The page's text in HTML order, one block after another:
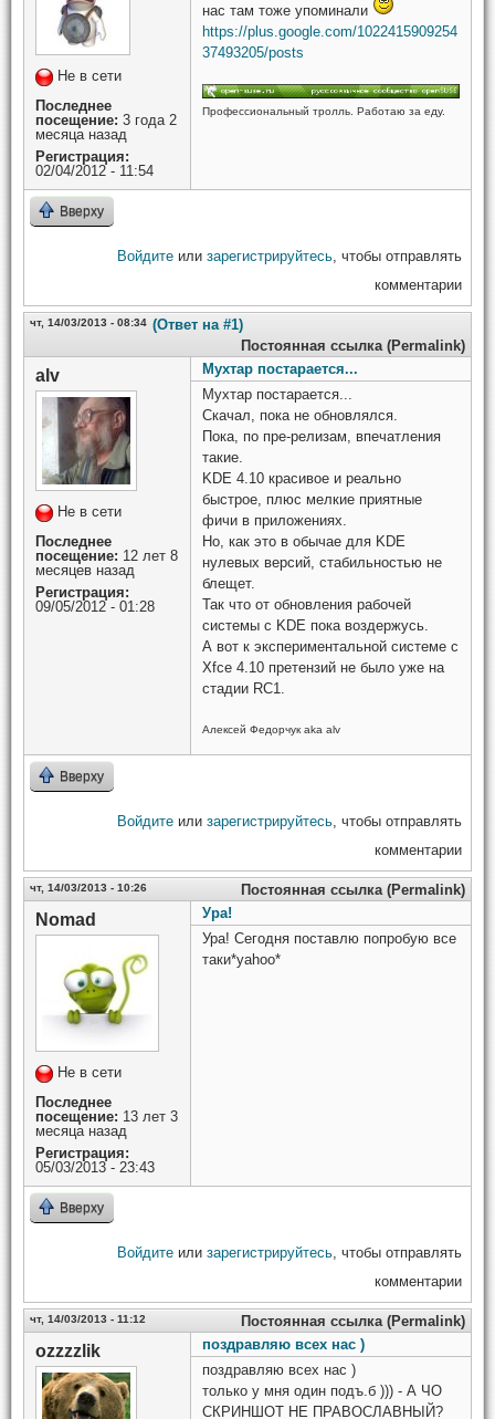
Не в сети
Последнее
посещение: 3 года 2
месяца назад
Регистрация:
02/04/2012 - 11:54
нас там тоже упоминали
https://plus.google.com/1022415909254
37493205/posts
Профессиональный тролль. Работаю за еду.
Вверху
Войдите или зарегистрируйтесь, чтобы отправлять
комментарии
чт, 14/03/2013 - 08:34 (Ответ на #1)
Постоянная ссылка (Permalink)
alv
Не в сети
Последнее
посещение: 12 лет 8
месяцев назад
Регистрация:
09/05/2012 - 01:28
Мухтар постарается...
Мухтар постарается...
Скачал, пока не обновлялся.
Пока, по пре-релизам, впечатления
такие.
KDE 4.10 красивое и реально
быстрое, плюс мелкие приятные
фичи в приложениях.
Но, как это в обычае для KDE
нулевых версий, стабильностью не
блещет.
Так что от обновления рабочей
системы с KDE пока воздержусь.
А вот к экспериментальной системе с
Xfce 4.10 претензий не было уже на
стадии RC1.
Алексей Федорчук aka alv
Вверху
Войдите или зарегистрируйтесь, чтобы отправлять
комментарии
чт, 14/03/2013 - 10:26 Постоянная ссылка (Permalink)
Nomad
Не в сети
Последнее
посещение: 13 лет 3
месяца назад
Регистрация:
05/03/2013 - 23:43
Ура!
Ура! Сегодня поставлю попробую все
таки*yahoo*
Вверху
Войдите или зарегистрируйтесь, чтобы отправлять
комментарии
чт, 14/03/2013 - 11:12 Постоянная ссылка (Permalink)
ozzzzlik
поздравляю всех нас )
поздравляю всех нас )
только у мня один подъ.б ))) - А ЧО
СКРИНШОТ НЕ ПРАВОСЛАВНЫЙ?